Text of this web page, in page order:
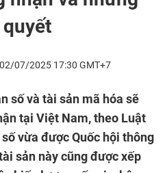
02/07/2025 17:30 GMT+7
số và tài sản mã hóa sẽ
tại Việt Nam, theo Luật
vừa được Quốc hội thông
sản này cũng được xếp